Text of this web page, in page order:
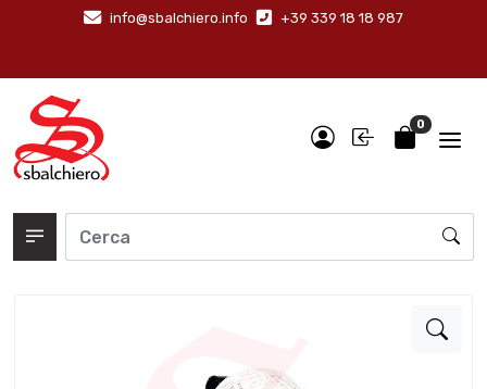
info@sbalchiero.info +39 339 18 18 987
0